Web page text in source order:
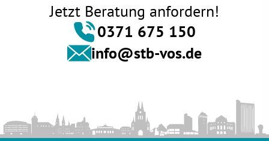
Jetzt Beratung anfordern!
0371 675 150
info@stb-vos.de